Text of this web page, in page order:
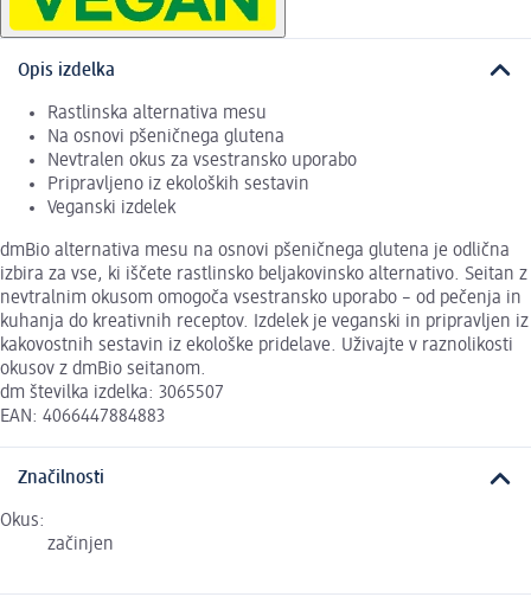
Opis izdelka
Rastlinska alternativa mesu
Na osnovi pšeničnega glutena
Nevtralen okus za vsestransko uporabo
Pripravljeno iz ekoloških sestavin
Veganski izdelek
dmBio alternativa mesu na osnovi pšeničnega glutena je odlična
izbira za vse, ki iščete rastlinsko beljakovinsko alternativo. Seitan z
nevtralnim okusom omogoča vsestransko uporabo – od pečenja in
kuhanja do kreativnih receptov. Izdelek je veganski in pripravljen iz
kakovostnih sestavin iz ekološke pridelave. Uživajte v raznolikosti
okusov z dmBio seitanom.
dm številka izdelka: 3065507
EAN: 4066447884883
Značilnosti
Okus:
začinjen